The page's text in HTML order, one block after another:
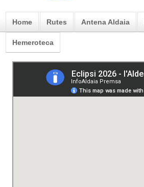
Home Rutes Antena Aldaia
Hemeroteca